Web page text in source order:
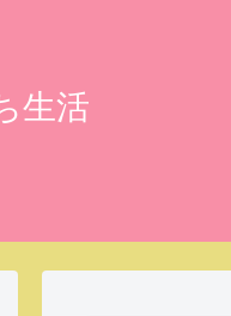
生活